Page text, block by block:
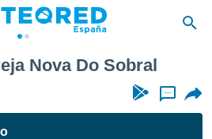
Nova Do Sobral
...